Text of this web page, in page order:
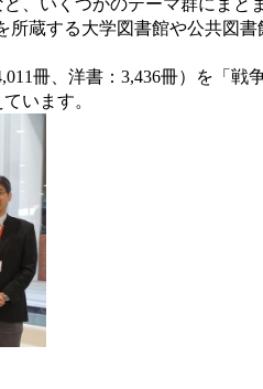
、いくつかのテーマ群にまと
蔵する大学図書館や公共図
冊、洋書： 3,436冊）を「戦
います。